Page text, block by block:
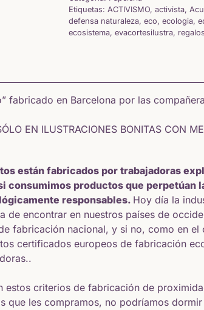
Etiquetas: ACTIVISMO, activista,
defensa naturaleza, eco, ecologia,
ecosistema, evacortesilustra,
fabricado en Barcelona por las
EN ILUSTRACIONES BONITAS CON
están fabricados por trabajadoras
consumimos productos que perpetúan
responsables. Hoy día la
de encontrar en nuestros países de
fabricación nacional, y si no, como en el
certificados europeos de fabricación
estos criterios de fabricación de
que les compramos, no podríamos